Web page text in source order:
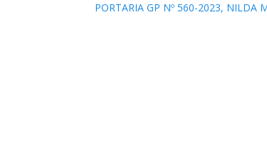
PORTARIA GP Nº 560-2023, NILDA